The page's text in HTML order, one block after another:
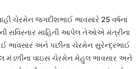
ચેરમેન જગદીશભાઈ ભાવસારે 25 વર્ષના
સવિસ્તાર માહિતી આપેલ તેઓએ મંત્રીના
ભાવસાર અને પછીના ચેરમેન સુરેન્દ્રભાઈ
મંડળીના વાઇસ ચેરમેન મેહુલ ભાવસાર અને